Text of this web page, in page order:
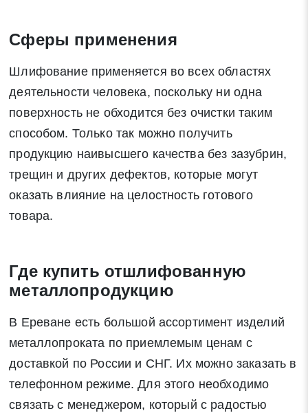
Сферы применения
Шлифование применяется во всех областях
деятельности человека, поскольку ни одна
поверхность не обходится без очистки таким
способом. Только так можно получить
продукцию наивысшего качества без зазубрин,
трещин и других дефектов, которые могут
оказать влияние на целостность готового
товара.
Где купить отшлифованную
металлопродукцию
В Ереване есть большой ассортимент изделий
металлопроката по приемлемым ценам с
доставкой по России и СНГ. Их можно заказать в
телефонном режиме. Для этого необходимо
связать с менеджером, который с радостью